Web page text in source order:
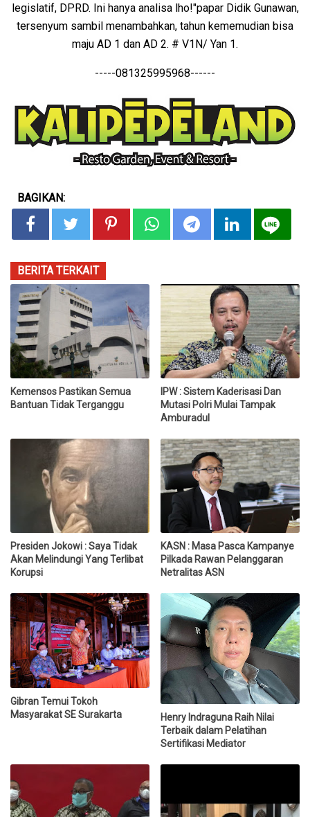
legislatif, DPRD. Ini hanya analisa lho!"papar Didik Gunawan,
tersenyum sambil menambahkan, tahun kememudian bisa
maju AD 1 dan AD 2. # V1N/ Yan 1.
-----081325995968------
BAGIKAN:
BERITA TERKAIT
Kemensos Pastikan Semua
Bantuan Tidak Terganggu
IPW : Sistem Kaderisasi Dan
Mutasi Polri Mulai Tampak
Amburadul
Presiden Jokowi : Saya Tidak
Akan Melindungi Yang Terlibat
Korupsi
KASN : Masa Pasca Kampanye
Pilkada Rawan Pelanggaran
Netralitas ASN
Gibran Temui Tokoh
Masyarakat SE Surakarta
Henry Indraguna Raih Nilai
Terbaik dalam Pelatihan
Sertifikasi Mediator